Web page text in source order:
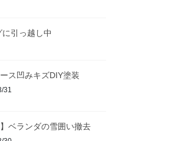
引っ越し中
ス凹みキズDIY塗装
31
】ベランダの雪囲い撤去